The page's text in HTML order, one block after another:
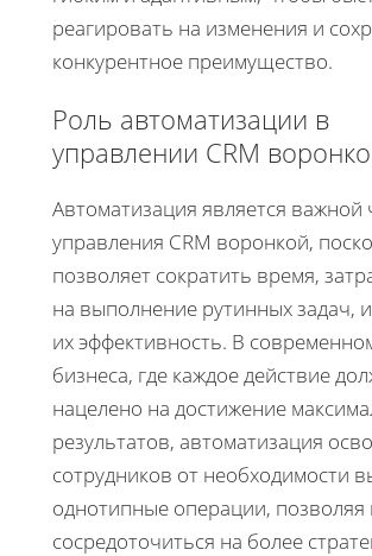
реагировать на изменения и
конкурентное преимущество.
Роль автоматизации в
управлении CRM
Автоматизация является важной
управления CRM воронкой,
позволяет сократить время,
на выполнение рутинных задач,
их эффективность. В
бизнеса, где каждое действие
нацелено на достижение
результатов, автоматизация
сотрудников от необходимости
однотипные операции, позволяя
сосредоточиться на более